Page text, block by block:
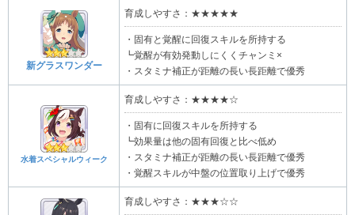
新グラスワンダー
育成しやすさ：★★★★★
・固有と覚醒に回復スキルを所持する
┗覚醒が有効発動しにくくチャンミ×
・スタミナ補正が距離の長い長距離で優秀
水着スペシャルウィーク
育成しやすさ：★★★★☆
・固有に回復スキルを所持する
┗効果量は他の固有回復と比べ低め
・スタミナ補正が距離の長い長距離で優秀
・覚醒スキルが中盤の位置取り上げで優秀
育成しやすさ：★★★☆☆